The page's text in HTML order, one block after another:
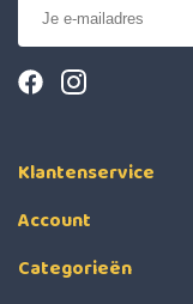
Klantenservice
Account
Categorieën